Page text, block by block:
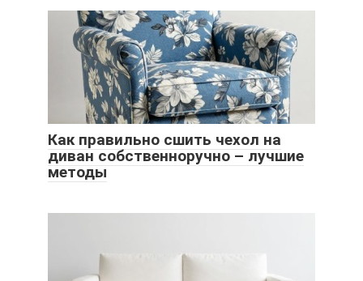
Как правильно сшить чехол на
диван собственноручно – лучшие
методы